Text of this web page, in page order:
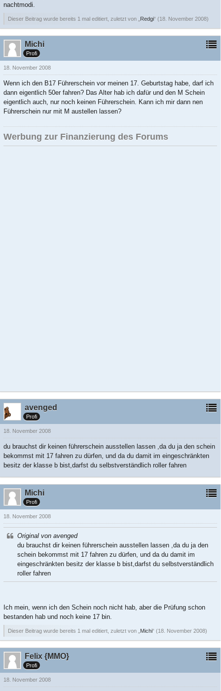
nachtmodi.
Dieser Beitrag wurde bereits 1 mal editiert, zuletzt von „ Redgi“ (18. November 2008)
Michi
Profi
18. November 2008
Wenn ich den B17 Führerschein vor meinen 17. Geburtstag habe, darf ich
dann eigentlich 50er fahren? Das Alter hab ich dafür und den M Schein
eigentlich auch, nur noch keinen Führerschein. Kann ich mir dann nen
Führerschein nur mit M austellen lassen?
Werbung zur Finanzierung des Forums
avenged
Profi
18. November 2008
du brauchst dir keinen führerschein ausstellen lassen ,da du ja den schein
bekommst mit 17 fahren zu dürfen, und da du damit im eingeschränkten
besitz der klasse b bist,darfst du selbstverständlich roller fahren
Michi
Profi
18. November 2008
Original von avenged
du brauchst dir keinen führerschein ausstellen lassen ,da du ja den
schein bekommst mit 17 fahren zu dürfen, und da du damit im
eingeschränkten besitz der klasse b bist,darfst du selbstverständlich
roller fahren
Ich mein, wenn ich den Schein noch nicht hab, aber die Prüfung schon
bestanden hab und noch keine 17 bin.
Dieser Beitrag wurde bereits 1 mal editiert, zuletzt von „ Michi“ (18. November 2008)
Felix {MMO}
Profi
18. November 2008